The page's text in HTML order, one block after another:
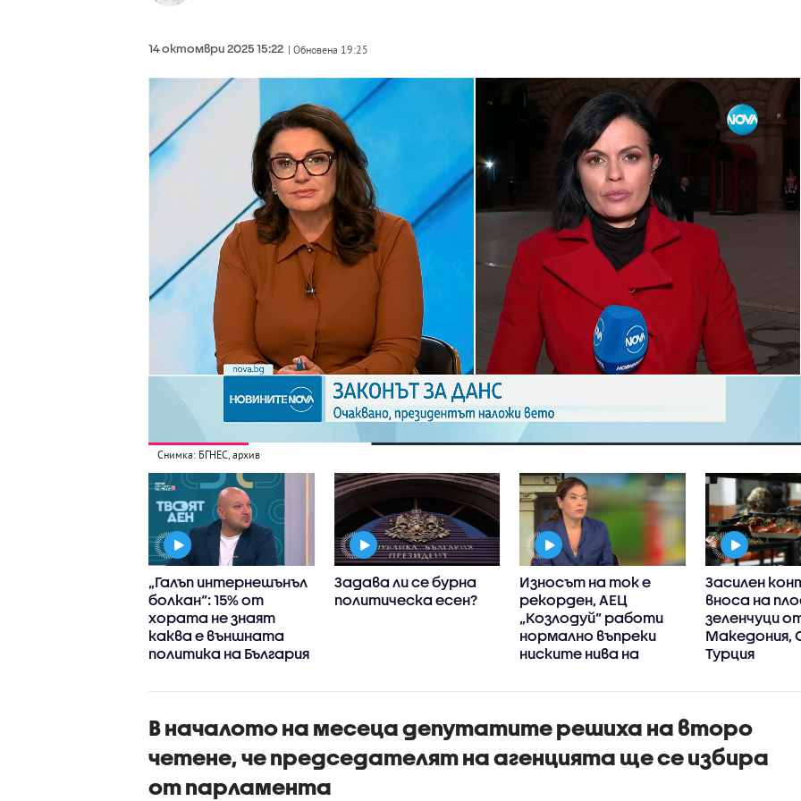
14 октомври 2025 15:22 | Обновена 19:25
Снимка: БГНЕС, архив
„Галъп интернешънъл
болкан“: 15% от
хората не знаят
каква е външната
политика на България
Задава ли се бурна
политическа есен?
Износът на ток е
рекорден, АЕЦ
„Козлодуй“ работи
нормално въпреки
ниските нива на
енергийният
Засилен
вноса на
зеленчуци от
Македония,
Турция
В началото на месеца депутатите решиха на второ
четене, че председателят на агенцията ще се избира
от парламента